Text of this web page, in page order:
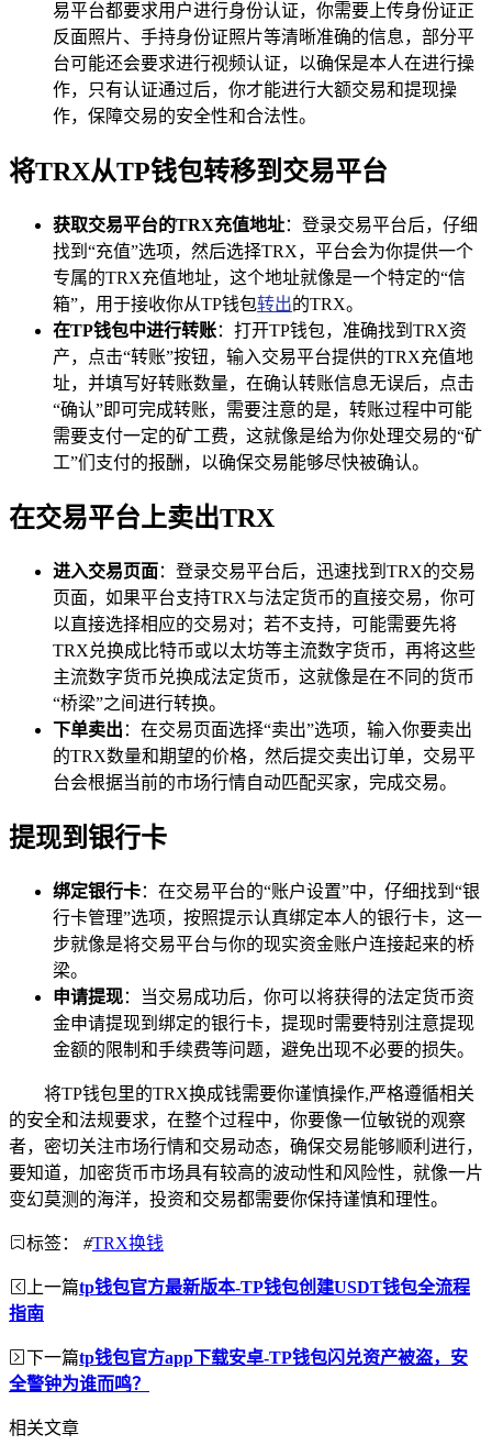
易平台都要求用户进行身份认证，你需要上传身份证正
反面照片、手持身份证照片等清晰准确的信息，部分平
台可能还会要求进行视频认证，以确保是本人在进行操
作，只有认证通过后，你才能进行大额交易和提现操
作，保障交易的安全性和合法性。
将TRX从TP钱包转移到交易平台
获取交易平台的TRX充值地址：登录交易平台后，仔细
找到“充值”选项，然后选择TRX，平台会为你提供一个
专属的TRX充值地址，这个地址就像是一个特定的“信
箱”，用于接收你从TP钱包转出的TRX。
在TP钱包中进行转账：打开TP钱包，准确找到TRX资
产，点击“转账”按钮，输入交易平台提供的TRX充值地
址，并填写好转账数量，在确认转账信息无误后，点击
“确认”即可完成转账，需要注意的是，转账过程中可能
需要支付一定的矿工费，这就像是给为你处理交易的“矿
工”们支付的报酬，以确保交易能够尽快被确认。
在交易平台上卖出TRX
进入交易页面：登录交易平台后，迅速找到TRX的交易
页面，如果平台支持TRX与法定货币的直接交易，你可
以直接选择相应的交易对；若不支持，可能需要先将
TRX兑换成比特币或以太坊等主流数字货币，再将这些
主流数字货币兑换成法定货币，这就像是在不同的货币
“桥梁”之间进行转换。
下单卖出 ：在交易页面选择“卖出”选项，输入你要卖出
的TRX数量和期望的价格，然后提交卖出订单，交易平
台会根据当前的市场行情自动匹配买家，完成交易。
提现到银行卡
绑定银行卡：在交易平台的“账户设置”中，仔细找到“银
行卡管理”选项，按照提示认真绑定本人的银行卡，这一
步就像是将交易平台与你的现实资金账户连接起来的桥
梁。
申请提现：当交易成功后，你可以将获得的法定货币资
金申请提现到绑定的银行卡，提现时需要特别注意提现
金额的限制和手续费等问题，避免出现不必要的损失。
将TP钱包里的TRX换成钱需要你谨慎操作,严格遵循相关
的安全和法规要求，在整个过程中，你要像一位敏锐的观察
者，密切关注市场行情和交易动态，确保交易能够顺利进行，
要知道，加密货币市场具有较高的波动性和风险性，就像一片
变幻莫测的海洋，投资和交易都需要你保持谨慎和理性。
标签： #TRX换钱
上一篇tp钱包官方最新版本-TP钱包创建USDT钱包全流程
指南
下一篇tp钱包官方app下载安卓-TP钱包闪兑资产被盗，安
全警钟为谁而鸣？
相关文章